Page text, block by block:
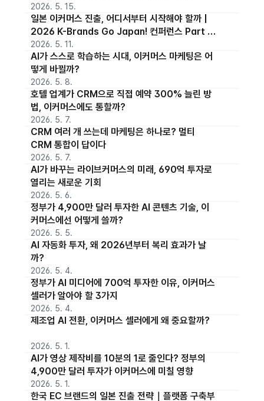
Japan! 컨퍼런스 Part 2 세션보기
2026. 5. 15.
일본 이커머스 진출, 어디서부터 시작해야 할까 |
2026 K-Brands Go Japan! 컨퍼런스 Part 1
세션보기
2026. 5. 11.
AI가 스스로 학습하는 시대, 이커머스 마케팅은 어
떻게 바뀔까?
2026. 5. 8.
호텔 업계가 CRM으로 직접 예약 300% 늘린 방
법, 이커머스에도 통할까?
2026. 5. 7.
CRM 여러 개 쓰는데 마케팅은 하나로? 멀티
CRM 통합이 답이다
2026. 5. 7.
AI가 바꾸는 라이브커머스의 미래, 690억 투자로
열리는 새로운 기회
2026. 5. 6.
정부가 4,900만 달러 투자한 AI 콘텐츠 기술, 이
커머스에선 어떻게 쓸까?
2026. 5. 5.
AI 자동화 투자, 왜 2026년부터 복리 효과가 날
까?
2026. 5. 4.
정부가 AI 미디어에 700억 투자한 이유, 이커머스
셀러가 알아야 할 3가지
2026. 5. 4.
제조업 AI 전환, 이커머스 셀러에게 왜 중요할까?
2026. 5. 1.
AI가 영상 제작비를 10분의 1로 줄인다? 정부의
4,900만 달러 투자가 이커머스에 미칠 영향
2026. 5. 1.
한국 EC 브랜드의 일본 진출 전략｜플랫폼 구축부